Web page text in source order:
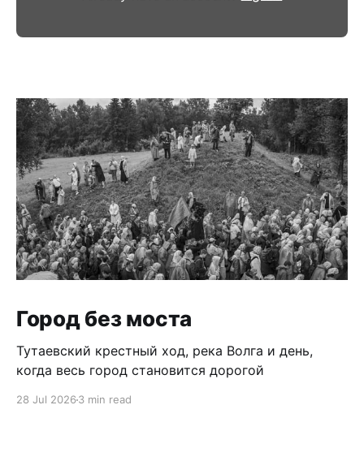
Город без моста
Тутаевский крестный ход, река Волга и день,
когда весь город становится дорогой
28 Jul 2026 3 min read